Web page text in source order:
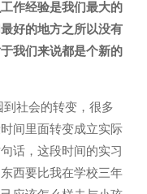
作经验是我们最大的
好的地方之所以没有
我们来说都是个新的
社会的转变，很多
间里面转变成立实际
话，这段时间的实习
西要比我在学校三年